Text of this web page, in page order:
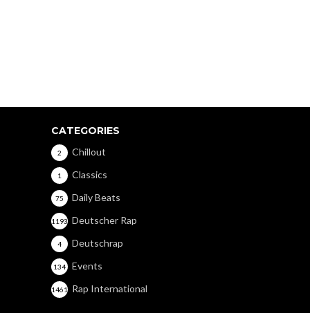
CATEGORIES
Chillout
2
Classics
1
Daily Beats
75
Deutscher Rap
1193
Deutschrap
4
Events
134
Rap International
1461